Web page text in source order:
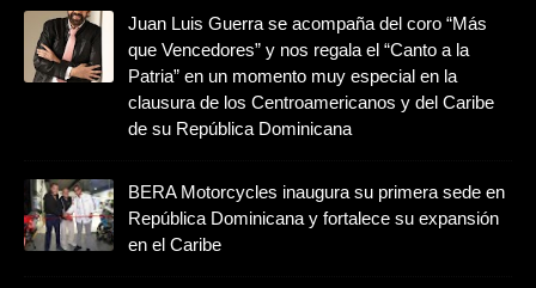
Juan Luis Guerra se acompaña del coro “Más
que Vencedores” y nos regala el “Canto a la
Patria” en un momento muy especial en la
clausura de los Centroamericanos y del Caribe
de su República Dominicana
BERA Motorcycles inaugura su primera sede en
República Dominicana y fortalece su expansión
en el Caribe